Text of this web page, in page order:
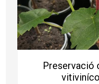
Preservació